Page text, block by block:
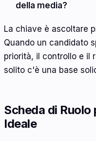
della media?
La chiave è ascoltare
Quando un candidato
priorità, il controllo e il
solito c'è una base
Scheda di
Ideale